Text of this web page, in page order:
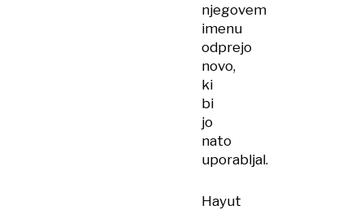
njegovem
imenu
odprejo
novo,
ki
bi
jo
nato
uporabljal.
Hayut